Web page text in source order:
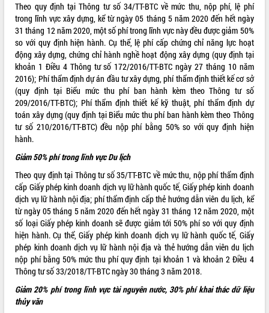
VIDEO
Không có file video nào để phát.
ALBUM ẢNH
Theo quy định tại Thông tư số 34/TT-BTC về mức thu, nộp phí, lệ phí
trong lĩnh vực xây dựng, kể từ ngày 05 tháng 5 năm 2020 đến hết ngày
31 tháng 12 năm 2020, một số phí trong lĩnh vực này đều được giảm 50%
so với quy định hiện hành. Cụ thể, lệ phí cấp chứng chỉ năng lực hoạt
động xây dựng, chứng chỉ hành nghề hoạt động xây dựng (quy định tại
khoản 1 Điều 4 Thông tư số 172/2016/TT-BTC ngày 27 tháng 10 năm
2016); Phí thẩm định dự án đầu tư xây dựng, phí thẩm định thiết kế cơ sở
(quy định tại Biểu mức thu phí ban hành kèm theo Thông tư số
209/2016/TT-BTC); Phí thẩm định thiết kế kỹ thuật, phí thẩm định dự
toán xây dựng (quy định tại Biểu mức thu phí ban hành kèm theo Thông
tư số 210/2016/TT-BTC) đều nộp phí bằng 50% so với quy định hiện
hành.
Giảm 50% phí trong lĩnh vực Du lịch
Theo quy định tại Thông tư số 35/TT-BTC về mức thu, nộp phí thẩm định
cấp Giấy phép kinh doanh dịch vụ lữ hành quốc tế, Giấy phép kinh doanh
dịch vụ lữ hành nội địa; phí thẩm định cấp thẻ hướng dẫn viên du lịch, kể
từ ngày 05 tháng 5 năm 2020 đến hết ngày 31 tháng 12 năm 2020, một
số loại Giấy phép kinh doanh sẽ được giảm tới 50% phí so với quy định
hiện hành. Cụ thể, Giấy phép kinh doanh dịch vụ lữ hành quốc tế, Giấy
phép kinh doanh dịch vụ lữ hành nội địa và thẻ hướng dẫn viên du lịch
nộp phí bằng 50% mức thu phí quy định tại khoản 1 và khoản 2 Điều 4
Thông tư số 33/2018/TT-BTC ngày 30 tháng 3 năm 2018.
Giảm 20% phí trong lĩnh vực tài nguyên nước, 30% phí khai thác dữ liệu
thủy văn